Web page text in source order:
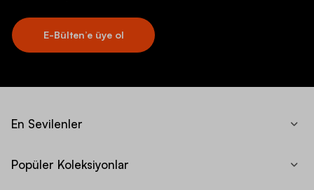
E-Bülten’e üye ol
En Sevilenler
Popüler Koleksiyonlar